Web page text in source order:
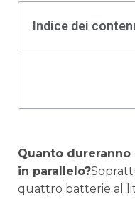
Indice dei
Quanto dureranno
in parallelo?
quattro batterie al